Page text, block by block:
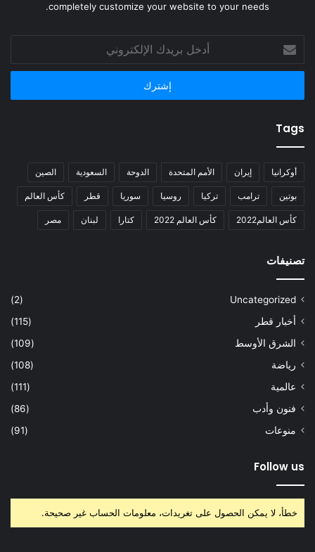
completely customize your website to your needs.
بريدك
الإلكتروني
Tags
أوكرانيا إيران الأمم المتحدة الدوحة السعودية الصين
بوتين ترامب تركيا روسيا سوريا قطر كأس العالم
كأس العالم2022 كأس العالم 2022 كتارا لبنان مصر
تصنيفات
Uncategorized
(2)
أخبار قطر
(115)
الشرق الأوسط
(109)
رياضة
(108)
عالمية
(111)
فنون وأدب
(86)
منوعات
(91)
Follow us
خطأ، لا يمكن الحصول على تغريدات، معلومات الحساب غير صحيحة.